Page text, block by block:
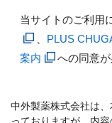
当サイトのご利用
PLUS
案内
への同意が
中外製薬株式会社は
っておりますが、内